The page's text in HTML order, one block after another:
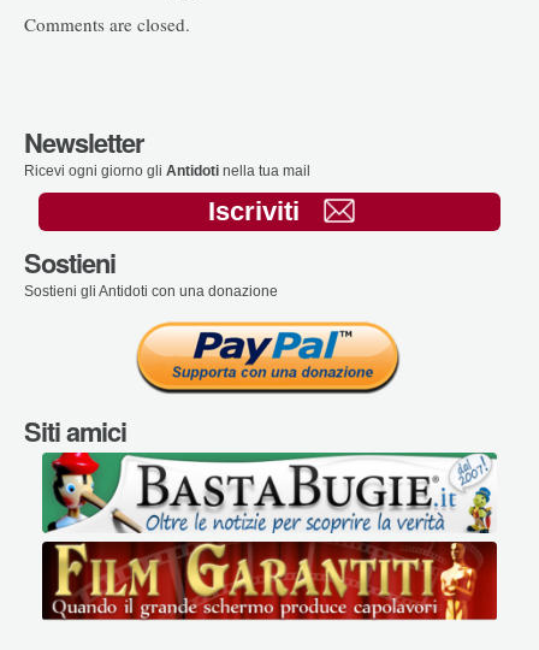
Comments are closed.
Newsletter
Ricevi ogni giorno gli Antidoti nella tua mail
Iscriviti
Sostieni
Sostieni gli Antidoti con una donazione
Siti amici